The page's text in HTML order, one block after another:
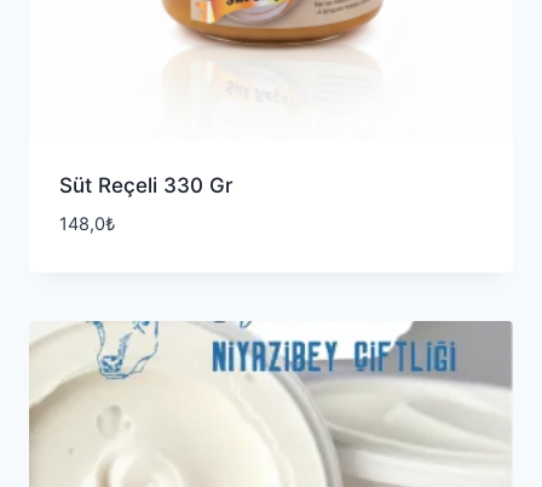
Süt Reçeli 330 Gr
148,0₺